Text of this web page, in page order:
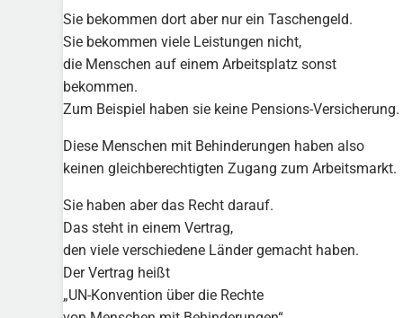
Sie bekommen dort aber nur ein Taschengeld.
Sie bekommen viele Leistungen nicht,
die Menschen auf einem Arbeitsplatz sonst
bekommen.
Zum Beispiel haben sie keine Pensions-Versicherung.
Diese Menschen mit Behinderungen haben also
keinen gleichberechtigten Zugang zum Arbeitsmarkt.
Sie haben aber das Recht darauf.
Das steht in einem Vertrag,
den viele verschiedene Länder gemacht haben.
Der Vertrag heißt
„UN-Konvention über die Rechte